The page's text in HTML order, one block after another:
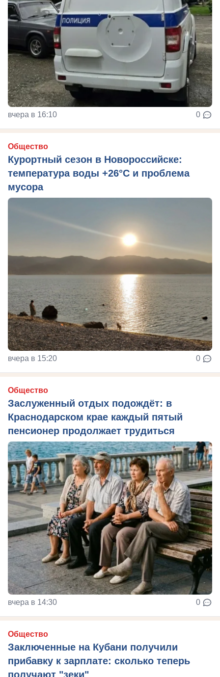
вчера в 16:10 0
Общество
Курортный сезон в Новороссийске:
температура воды +26°C и проблема
мусора
вчера в 15:20 0
Общество
Заслуженный отдых подождёт: в
Краснодарском крае каждый пятый
пенсионер продолжает трудиться
вчера в 14:30 0
Общество
Заключенные на Кубани получили
прибавку к зарплате: сколько теперь
получают "зеки"